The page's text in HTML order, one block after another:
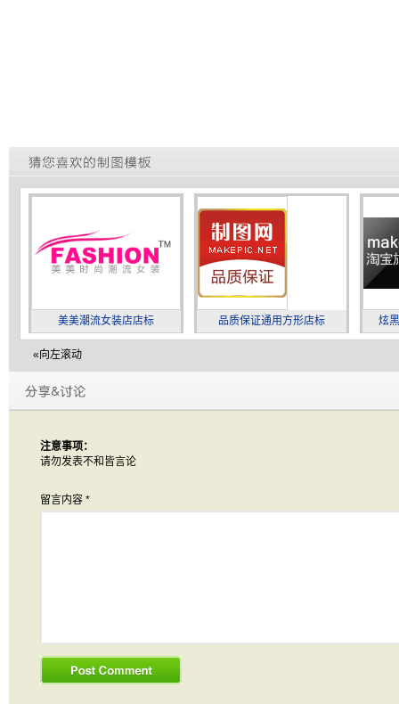
美美潮流女装店店标 品质保证通用方形店标 炫
«向左滚动
注意事项：
请勿发表不和皆言论
留言内容 *